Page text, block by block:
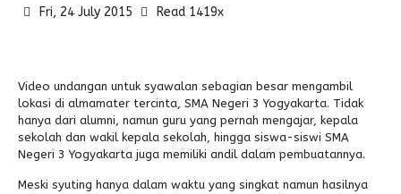
Link Referensi
Fri, 24 July 2015 Read 1419x
Video undangan untuk syawalan sebagian besar mengambil
lokasi di almamater tercinta, SMA Negeri 3 Yogyakarta. Tidak
hanya dari alumni, namun guru yang pernah mengajar, kepala
sekolah dan wakil kepala sekolah, hingga siswa-siswi SMA
Negeri 3 Yogyakarta juga memiliki andil dalam pembuatannya.
Meski syuting hanya dalam waktu yang singkat namun hasilnya